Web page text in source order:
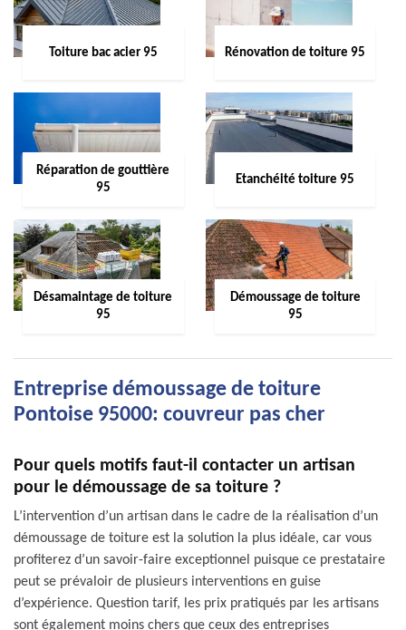
Toiture bac acier 95 Rénovation de toiture 95
Réparation de gouttière
95
Etanchéité toiture 95
Désamaintage de toiture
95
Démoussage de toiture
95
Entreprise démoussage de toiture
Pontoise 95000: couvreur pas cher
Pour quels motifs faut-il contacter un artisan
pour le démoussage de sa toiture ?
L’intervention d’un artisan dans le cadre de la réalisation d’un
démoussage de toiture est la solution la plus idéale, car vous
profiterez d’un savoir-faire exceptionnel puisque ce prestataire
peut se prévaloir de plusieurs interventions en guise
d’expérience. Question tarif, les prix pratiqués par les artisans
sont également moins chers que ceux des entreprises